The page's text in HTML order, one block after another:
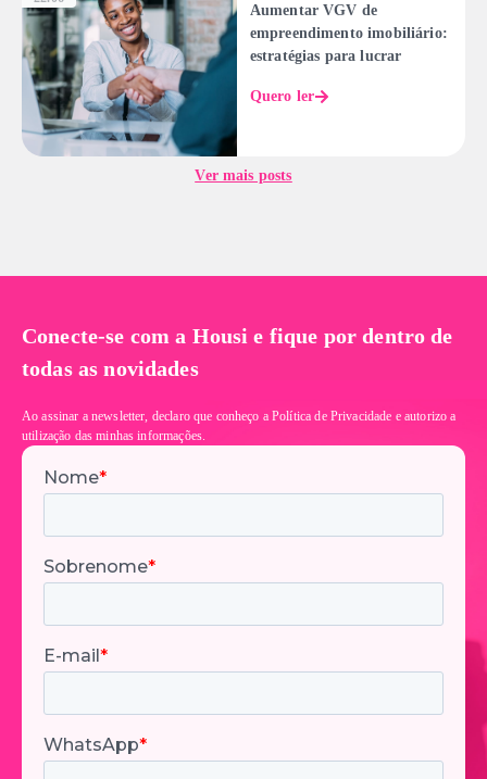
Aumentar VGV de
empreendimento imobiliário:
estratégias para lucrar
Quero ler
Ver mais posts
Conecte-se com a Housi e fique por dentro de
todas as novidades
Ao assinar a newsletter, declaro que conheço a Política de Privacidade e autorizo a
utilização das minhas informações.